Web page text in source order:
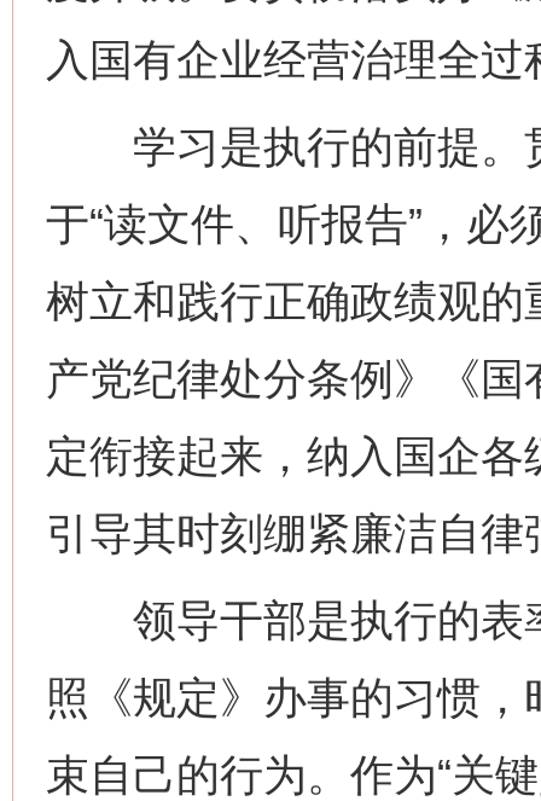
入国有企业经营治理全过
学习是执行的前提。
于“读文件、听报告”，必
树立和践行正确政绩观
产党纪律处分条例》《
定衔接起来，纳入国企
引导其时刻绷紧廉洁自
领导干部是执行的表
照《规定》办事的习惯
束自己的行为。作为“关